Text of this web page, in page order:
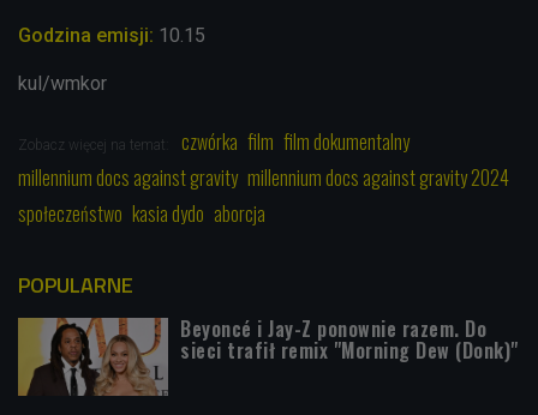
Godzina emisji: 10.15
kul/wmkor
Zobacz więcej na temat: czwórka film film dokumentalny
millennium docs against gravity millennium docs against gravity 2024
społeczeństwo kasia dydo aborcja
POPULARNE
Beyoncé i Jay-Z ponownie razem. Do
sieci trafił remix "Morning Dew (Donk)"